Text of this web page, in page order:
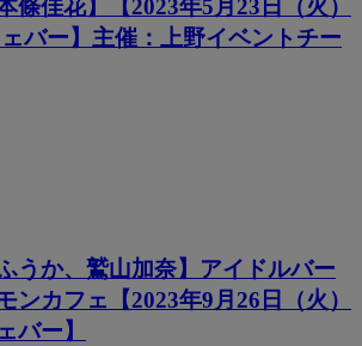
條佳花】【2023年5月23日（火）
ェバー】主催：上野イベントチー
うか、鷲山加奈】アイドルバー
ンカフェ【2023年9月26日（火）
バー】